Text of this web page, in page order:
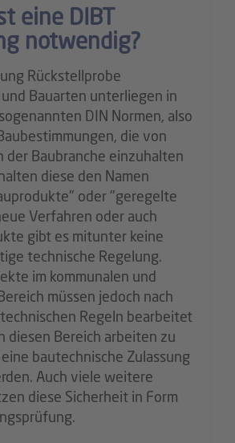
eine DIBT
notwendig?
Bauarten unterliegen in
DIN Normen, also
die von
der Baubranche einzuhalten
diese den Namen
oder "geregelte
Verfahren oder auch
gibt es mitunter keine
technische Regelung.
im kommunalen und
müssen jedoch nach
Regeln bearbeitet
diesen Bereich arbeiten zu
eine bautechnische Zulassung
Auch viele weitere
diese Sicherheit in Form